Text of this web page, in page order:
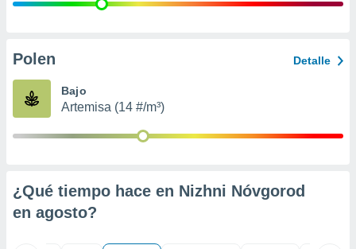
publicidad
de
Polen Detalle
Bajo
Artemisa (14 #/m³)
¿Qué tiempo hace en Nizhni Nóvgorod
en agosto?